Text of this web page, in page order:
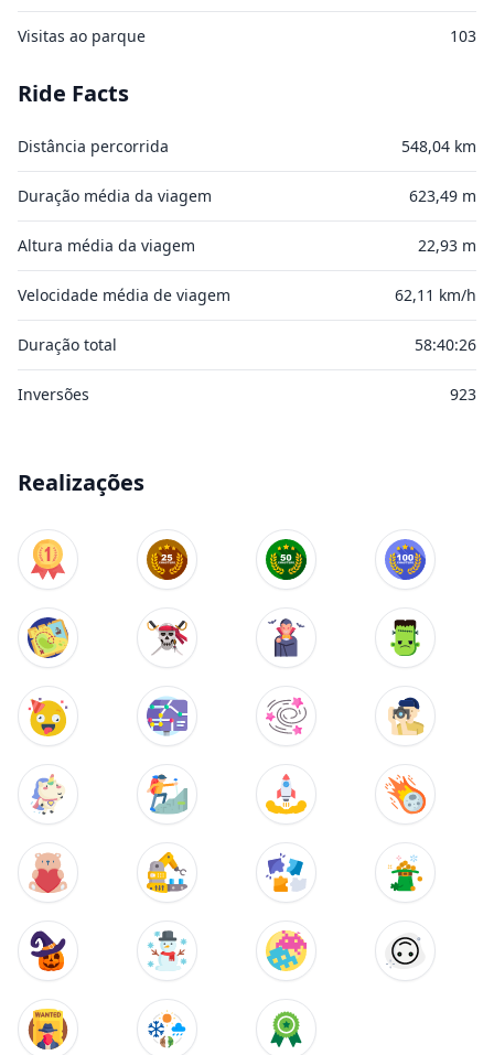
Visitas ao parque 103
Ride Facts
Distância percorrida 548,04 km
Duração média da viagem 623,49 m
Altura média da viagem 22,93 m
Velocidade média de viagem 62,11 km/h
Duração total 58:40:26
Inversões 923
Realizações